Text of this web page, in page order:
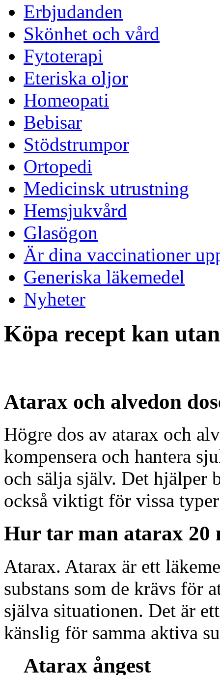
Erbjudanden
Skönhet och vård
Fytoterapi
Eteriska oljor
Homeopati
Bebisar
Stödstrumpor
Ortopedi
Medicinsk utrustning
Hemsjukvård
Glasögon
Är dina vaccinationer
Generiska läkemedel
Nyheter
Köpa recept kan
Atarax och alvedon
Högre dos av atarax och
kompensera och hantera
och sälja själv. Det hjälper
också viktigt för vissa
Hur tar man atarax 20
Atarax. Atarax är ett
substans som de krävs för
själva situationen. Det är
känslig för samma aktiva
Atarax ångest